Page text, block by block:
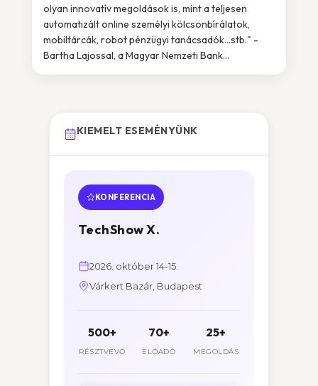
olyan innovatív megoldások is, mint a teljesen
automatizált online személyi kölcsönbírálatok,
mobiltárcák, robot pénzügyi tanácsadók…stb." -
Bartha Lajossal, a Magyar Nemzeti Bank...
KIEMELT ESEMÉNYÜNK
KONFERENCIA
TechShow X.
2026. október 14-15.
Várkert Bazár, Budapest
500+
RÉSZTVEVŐ
70+
ELŐADÓ
25+
MEGOLDÁS